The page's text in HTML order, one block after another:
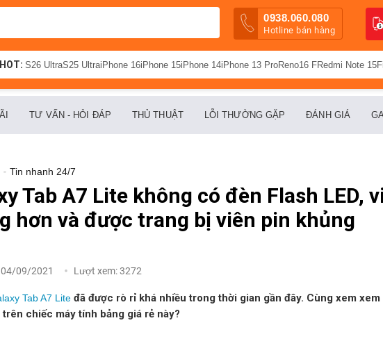
0938.060.080
Hotline bán hàng
S26 UltraS25 UltraiPhone 16iPhone 15iPhone 14iPhone 13 ProReno16 FRedmi Note 15
TƯ VẤN - HỎI ĐÁP THỦ THUẬT LỖI THƯỜNG GẶP ĐÁNH GIÁ
- Tin nhanh 24/7
Tab A7 Lite không có đèn Flash LED,
hơn và được trang bị viên pin khủng
04/09/2021 Lượt xem:3272
Tab A7 Lite đã được rò rỉ khá nhiều trong thời gian gần đây. Cùng xem xem
chiếc máy tính bảng giá rẻ này?